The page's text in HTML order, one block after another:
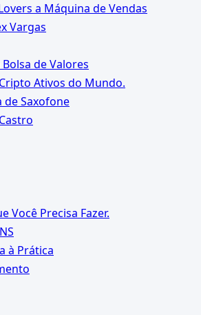
a Máquina de Vendas
Vargas
de Valores
Ativos do Mundo.
de Saxofone
Você Precisa Fazer.
à Prática